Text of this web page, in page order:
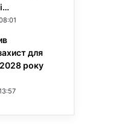
для
2028 року